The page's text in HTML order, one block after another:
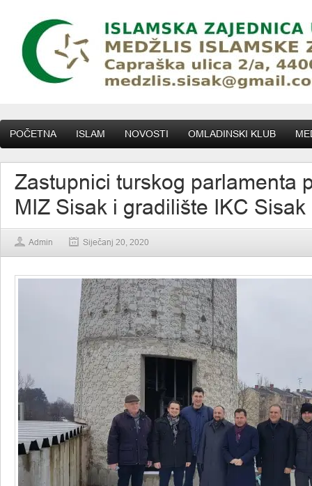
POČETNA ISLAM NOVOSTI OMLADINSKI KLUB
Zastupnici turskog parlamenta
MIZ Sisak i gradilište IKC Sisak
Admin Siječanj 20, 2020